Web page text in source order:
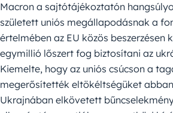
Macron a sajtótájékoztatón
született uniós megállapodásnak a
értelmében az EU közös beszerzésen
egymillió lőszert fog biztosítani az
Kiemelte, hogy az uniós csúcson a
megerősítették eltökéltségüket
Ukrajnában elkövetett